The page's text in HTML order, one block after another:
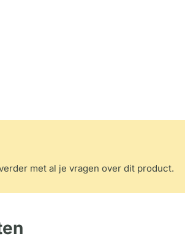
met al je vragen over dit product.